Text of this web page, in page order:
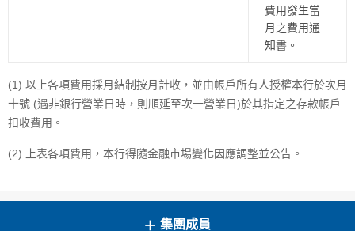
費用發生當
月之費用通
知書。
(1) 以上各項費用採月結制按月計收，並由帳戶所有人授權本行於次月
十號 (遇非銀行營業日時，則順延至次一營業日)於其指定之存款帳戶
扣收費用。
(2) 上表各項費用，本行得隨金融市場變化因應調整並公告。
+ 集團成員